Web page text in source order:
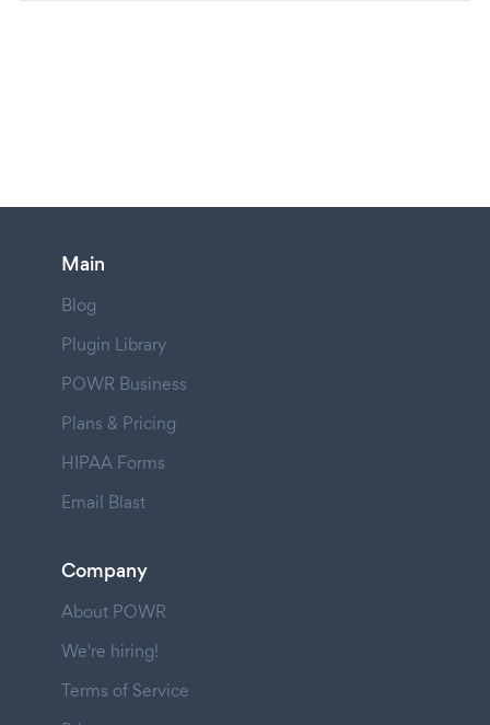
Main
Blog
Plugin Library
POWR Business
Plans & Pricing
HIPAA Forms
Email Blast
Company
About POWR
We're hiring!
Terms of Service